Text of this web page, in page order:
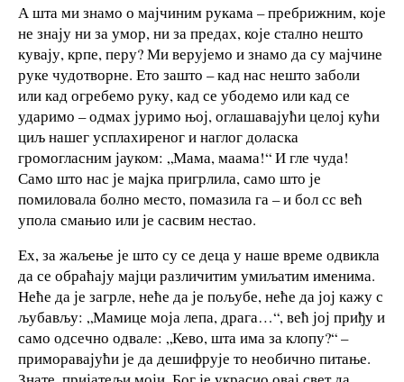
А шта ми знамо о мајчиним рукама – пребрижним, које
не знају ни за умор, ни за предах, које стално нешто
кувају, крпе, перу? Ми верујемо и знамо да су мајчине
руке чудотворне. Ето зашто – кад нас нешто заболи
или кад огребемо руку, кад се убодемо или кад се
ударимо – одмах јуримо њој, оглашавајући целој кући
циљ нашег усплахиреног и наглог доласка
громогласним јауком: „Мама, маама!“ И гле чуда!
Само што нас је мајка пригрлила, само што је
помиловала болно место, помазила га – и бол сс већ
упола смањио или је сасвим нестао.
Ех, за жаљење је што су се деца у наше време одвикла
да се обраћају мајци различитим умиљатим именима.
Неће да је загрле, неће да је пољубе, неће да јој кажу с
љубављу: „Мамице моја лепа, драга…“, већ јој приђу и
само одсечно одвале: „Кево, шта има за клопу?“ –
приморавајући је да дешифрује то необично питање.